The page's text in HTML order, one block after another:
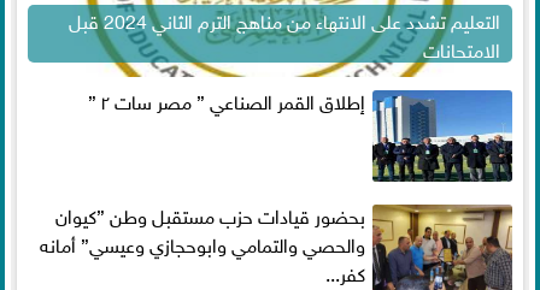
التعليم تشدد على الانتهاء من مناهج الترم الثاني 2024 قبل
الامتحانات
إطلاق القمر الصناعي ” مصر سات ٢ ”
بحضور قيادات حزب مستقبل وطن ”كيوان
والحصي والتمامي وابوحجازي وعيسي” أمانه
كفر...